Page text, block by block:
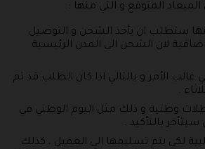
المتوقع و التي منها :
انها ستطلب ان يأخذ الشحن و التوصيل
لان الشحن الى المدن الرئيسية
الأمر و بالتالي اذا كان الطلب قد تم
.
وطنية و ذلك مثل اليوم الوطني في
بالتأكيد .
لكي يتم تسليمها الى العميل ، كذلك